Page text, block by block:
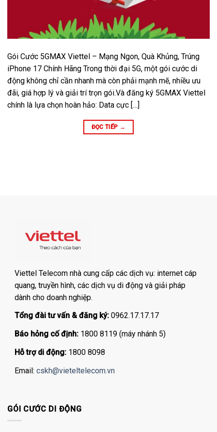
Gói Cước 5GMAX Viettel – Mạng Ngon, Quà Khủng, Trúng
iPhone 17 Chính Hãng Trong thời đại 5G, một gói cước di
động không chỉ cần nhanh mà còn phải mạnh mẽ, nhiều ưu
đãi, giá hợp lý và giải trí trọn gói.Và đăng ký 5GMAX Viettel
chính là lựa chọn hoàn hảo: Data cực […]
ĐỌC TIẾP →
Viettel Telecom nhà cung cấp các dịch vụ: internet cáp
quang, truyền hình, các dịch vụ di động và giải pháp
dành cho doanh nghiệp.
Tổng đài tư vấn & đăng ký: 0962.17.17.17
Báo hỏng cố định: 1800 8119 (máy nhánh 5)
Hỗ trợ di động: 1800 8098
Email: cskh@vieteltelecom.vn
GÓI CƯỚC DI ĐỘNG